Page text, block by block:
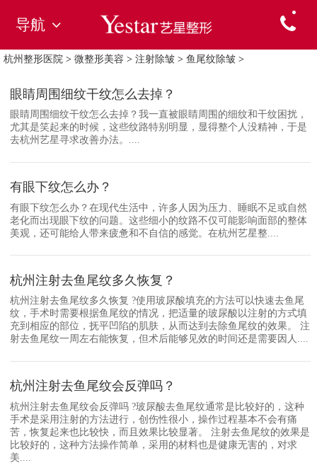
导航
杭州整形医院 > 微整形美容 > 注射除皱 > 鱼尾纹除皱 >
眼睛周围细纹干纹怎么去掉？
眼睛周围细纹干纹怎么去掉？我一直被眼睛周围的细纹和干纹困扰，
尤其是笑起来的时候，这些纹路特别明显，显得整个人没精神，于是
去杭州艺星寻求改善办法。....
有眼下纹怎么办？
有眼下纹怎么办？在现代生活中，许多人因为压力、睡眠不足或自然
老化而出现眼下纹的问题。这些细小的纹路不仅可能影响面部的整体
美观，还可能给人带来疲惫和不自信的感觉。在杭州艺星整....
杭州注射去鱼尾纹多久恢复？
杭州注射去鱼尾纹多久恢复 ?使用玻尿酸填充的方法可以快速去鱼尾
纹，手术时需要根据鱼尾纹的情况，把适量的玻尿酸以注射的方式填
充到相应的部位，抚平凹陷的肌肤，从而达到去除鱼尾纹的效果。 注
射去鱼尾纹一周左右能恢复，但术后能够见效的时间还是需要因人....
杭州注射去鱼尾纹会反弹吗？
杭州注射去鱼尾纹会反弹吗 ?玻尿酸去鱼尾纹通常是比较好的，这种
手术是采用注射的方法进行，创伤性很小，操作过程基本不会有痛
苦，恢复起来也比较快，而且效果比较显著。 注射去鱼尾纹的效果是
比较好的，这种方法操作简单，采用的材料也是健康无害的，对求
美....